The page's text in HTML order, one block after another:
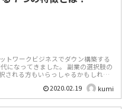
トワークビジネスでダウン構築する
になってきました。 副業の選択肢の
される方もいらっしゃるかもしれま
2020.02.19 kumi